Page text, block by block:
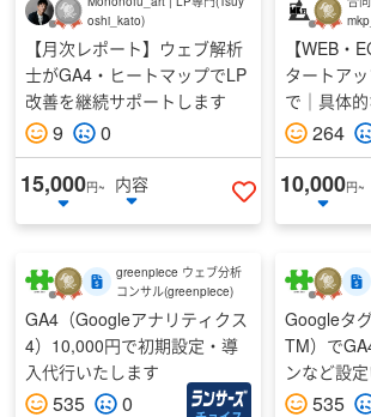
oshi_kato)
【月次レポート】ウェブ解析
士がGA4・ヒートマップでLP
改善を継続サポートします
9 0
15,000円~
内容
いいねする
【WEB・
タートア
で｜具体
ます264
10,000円~
greenpiece ウェブ分析
コンサル(greenpiece)
GA4（Googleアナリティクス
4）10,000円で初期設定・導
入代行いたします
535 0
Googleタ
TM）で
ンなど設
535